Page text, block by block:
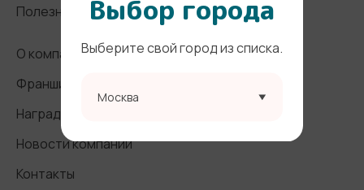
Полезные статьи
О компании
Франшиза
Награды и СМИ
Новости компании
Контакты
Выбор города
Выберите свой город из списка.
Москва